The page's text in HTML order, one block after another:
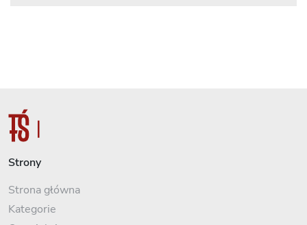
Strony
Strona główna
Kategorie